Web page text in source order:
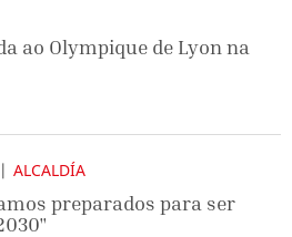
ao Olympique de Lyon na
ALCALDÍA
preparados para ser